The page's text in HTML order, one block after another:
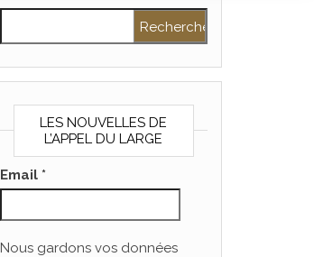
LES NOUVELLES DE
L’APPEL DU LARGE
Email *
Nous gardons vos données